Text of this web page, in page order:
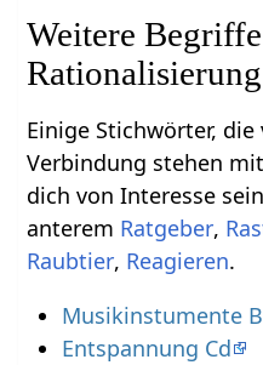
Weitere
Einige Stichwörter,
Verbindung stehen mit
dich von Interesse
anterem
,
,
.
Musikinstumente
Entspannung Cd